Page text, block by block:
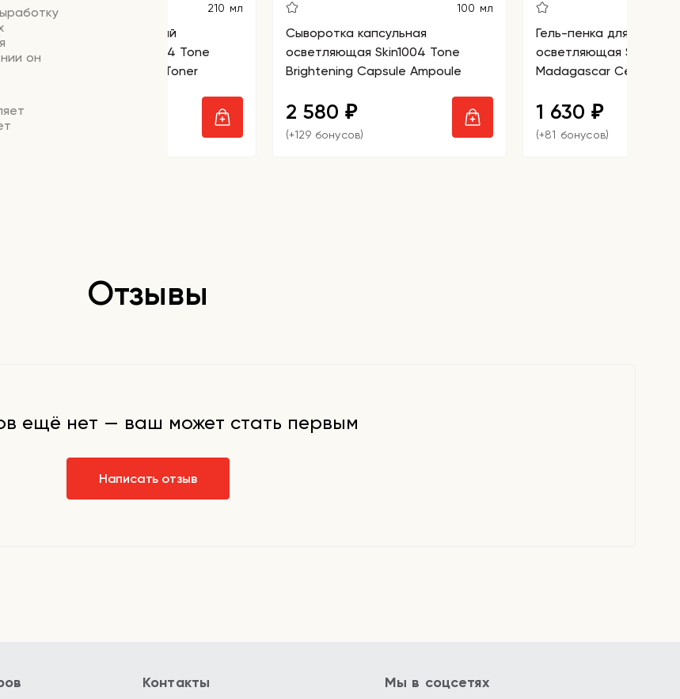
он
уходе.
210 мл
Тонер для лица мягкий
осветляющий Skin1004 Tone
Brightening Boosting Toner
100 мл
Сыворотка капсульная
осветляющая Skin1004 Tone
Brightening Capsule Ampoule
2 580 ₽
(+129 бонусов)
Гель-пенка для
осветляющая Skin1004
Madagascar Centella
1 630 ₽
(+81 бонусов)
Отзывы
ещё нет — ваш может стать первым
Написать отзыв
Контакты Мы в соцсетях